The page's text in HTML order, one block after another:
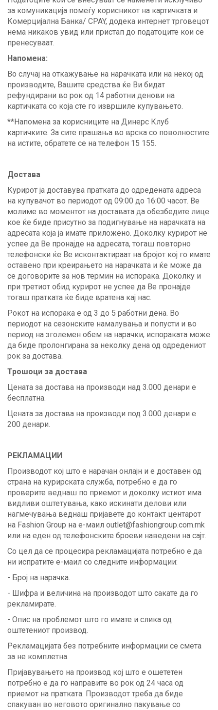
за комуникација помеѓу корисникот на картичката и
Комерцијална Банка/ CPAY, додека интернет трговецот
нема никаков увид или пристап до податоците кои се
пренесуваат.
Напомена:
Во случај на откажување на нарачката или на некој од
производите, Вашите средства ќе Ви бидат
рефундирани во рок од 14 работни денови на
картичката со која сте го извршиле купувањето.
**Напомена за корисниците на Динерс Клуб
картичките. За сите прашања во врска со поволностите
на истите, обратете се на телефон 15 155.
Достава
Курирот ја доставува пратката до одредената адреса
на купувачот во периодот од 09:00 до 16:00 часот. Ве
молиме во моментот на доставата да обезбедите лице
кое ќе биде присутно за подигнување на нарачката на
адресата која ја имате приложено. Доколку курирот не
успее да Ве пронајде на адресата, тогаш повторно
телефонски ќе Ве исконтактираат на бројот кој го имате
оставено при креирањето на нарачката и ќе може да
се договорите за нов термин на испорака. Доколку и
при третиот обид курирот не успее да Ве пронајде
тогаш пратката ќе биде вратена кај нас.
Рокот на испорака е од 3 до 5 работни дена. Во
периодот на сезонските намалувања и попусти и во
период на зголемен обем на нарачки, испораката може
да биде пролонгирана за неколку дена од одредениот
рок за достава.
Трошоци за достава
Цената за достава на производи над 3.000 денари е
бесплатна.
Цената за достава на производи под 3.000 денари е
200 денари.
РЕКЛАМАЦИИ
Производот кој што е нарачан онлајн и е доставен од
страна на курирската служба, потребно е да го
проверите веднаш по приемот и доколку истиот има
видливи оштетувања, како искинати делови или
нагмечувања веднаш пријавете до контакт центарот
на Fashion Group на е-маил outlet@fashiongroup.com.mk
или на еден од телефонските броеви наведени на сајт.
Со цел да се процесира рекламацијата потребно е да
ни испратите е-маил со следните информации:
- Број на нарачка.
- Шифра и величина на производот што сакате да го
рекламирате.
- Опис на проблемот што го имате и слика од
оштетениот производ.
Рекламацијата без потребните информации се смета
за не комплетна.
Пријавувањето на производ кој што е ошететен
потребно е да го направите во рок од 24 часа од
приемот на пратката. Производот треба да биде
спакуван во неговото оригинално пакување со